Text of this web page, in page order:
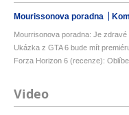
Mourissonova poradna
Mourrisonova poradna: Je
Ukázka z GTA 6 bude mít
Forza Horizon 6 (recenze):
Video